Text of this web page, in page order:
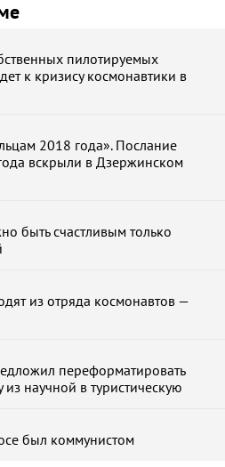
пилотируемых
к кризису космонавтики в
2018 года». Послание
вскрыли в Дзержинском
быть счастливым только
из отряда космонавтов —
переформатировать
научной в туристическую
был коммунистом